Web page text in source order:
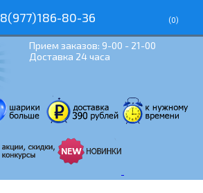
8(977)186-80-36 (0)
Прием заказов: 9-00 - 21-00
Доставка 24 часа